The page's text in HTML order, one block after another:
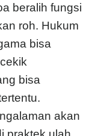
beralih fungsi
roh. Hukum
bisa
bisa
akan